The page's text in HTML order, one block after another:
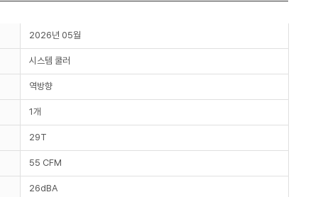
2026년 05월
시스템 쿨러
역방향
1개
29T
55 CFM
26dBA